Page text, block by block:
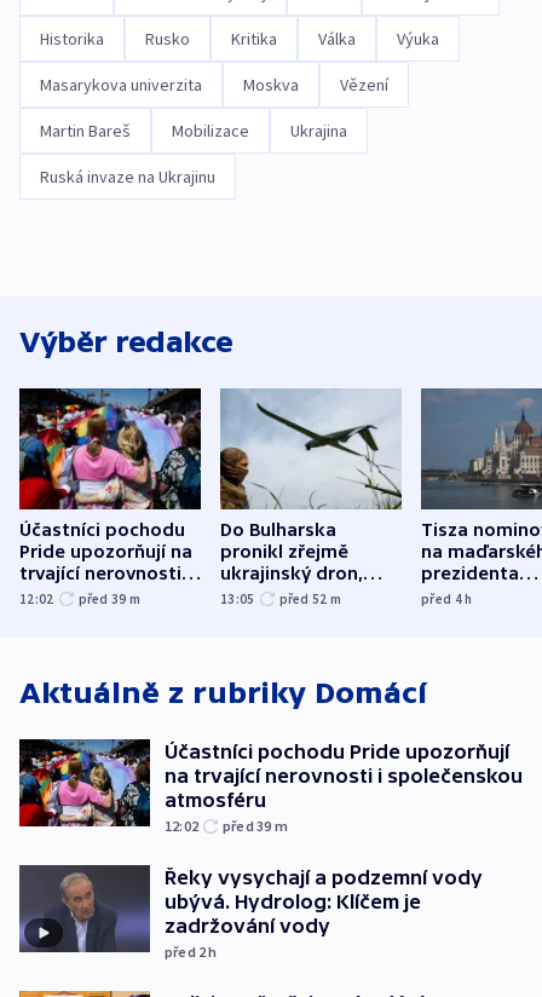
Historika Rusko Kritika Válka Výuka
Masarykova univerzita Moskva Vězení
Martin Bareš Mobilizace Ukrajina
Ruská invaze na Ukrajinu
Výběr redakce
Účastníci pochodu
Pride upozorňují na
trvající nerovnosti i
společenskou
12:02 před 39 m
Do Bulharska
pronikl zřejmě
ukrajinský dron,
explodoval kilometr
13:05 před 52 m
Tisza
na
prezidenta
bývalého
před 4h
Aktuálně z rubriky Domácí
Účastníci pochodu Pride upozorňují
na trvající nerovnosti i společenskou
atmosféru
12:02 před 39 m
Řeky vysychají a podzemní vody
ubývá. Hydrolog: Klíčem je
zadržování vody
před 2h